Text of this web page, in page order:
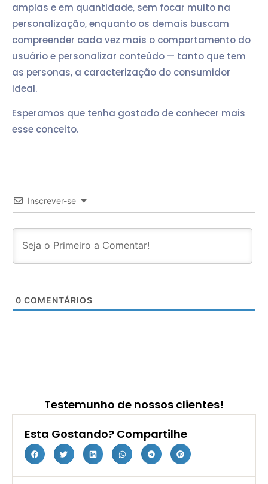
amplas e em quantidade, sem focar muito na
personalização, enquanto os demais buscam
compreender cada vez mais o comportamento do
usuário e personalizar conteúdo — tanto que tem
as personas, a caracterização do consumidor
ideal.
Esperamos que tenha gostado de conhecer mais
esse conceito.
Inscrever-se
0 COMENTÁRIOS
Testemunho de nossos clientes!
Esta Gostando? Compartilhe